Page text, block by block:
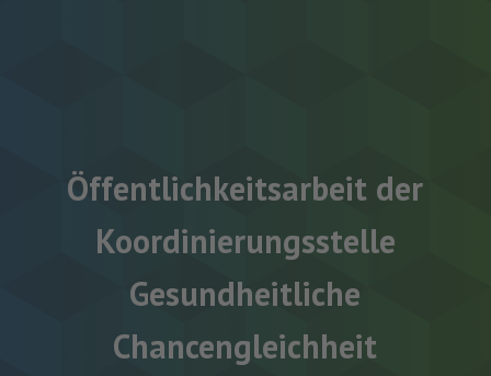
Öffentlichkeitsarbeit der
Koordinierungsstelle
Gesundheitliche
Chancengleichheit